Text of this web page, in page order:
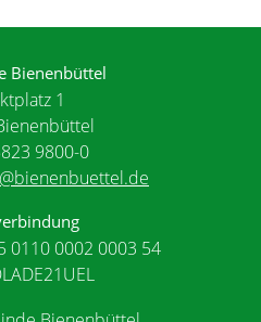
Bienenbüttel
1
9800-0
0110 0002 0003 54